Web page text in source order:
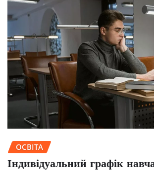
ОСВІТА
Індивідуальний графік